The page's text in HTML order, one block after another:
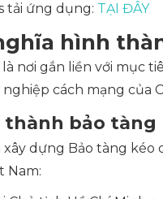
tải ứng dụng: TẠI ĐÂY
hình
là nơi gắn liền với mục
cách mạng của
bảo tàng
dựng Bảo tàng kéo
Nam: